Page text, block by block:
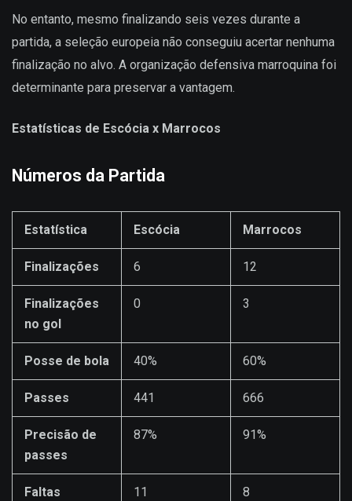
No entanto, mesmo finalizando seis vezes durante a
partida, a seleção europeia não conseguiu acertar nenhuma
finalização no alvo. A organização defensiva marroquina foi
determinante para preservar a vantagem.
Estatísticas de Escócia x Marrocos
Números da Partida
Estatística Escócia Marrocos
Finalizações 6 12
Finalizações
no gol
0 3
Posse de bola 40% 60%
Passes 441 666
Precisão de
passes
87% 91%
Faltas 11 8